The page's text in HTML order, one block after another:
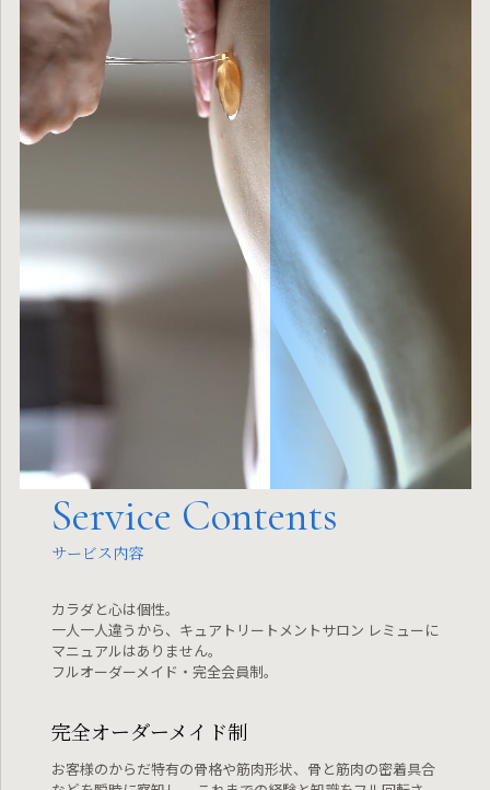
Service Contents
サービス内容
カラダと心は個性。
一人一人違うから、キュアトリートメントサロン レミューに
マニュアルはありません。
フルオーダーメイド・完全会員制。
完全オーダーメイド制
お客様のからだ特有の骨格や筋肉形状、骨と筋肉の密着具合